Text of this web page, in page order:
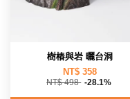
樹樁與岩 曬台洞
NT$ 358
NT$ 498 -28.1%